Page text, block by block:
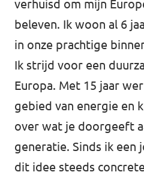
Vacatures
Vacatures Volt Zuid-
verhuisd om mijn
beleven. Ik woon al 6
in onze prachtige
Ik strijd voor een
Europa. Met 15 jaar
gebied van energie en
over wat je doorgeeft
generatie. Sinds ik een
dit idee steeds